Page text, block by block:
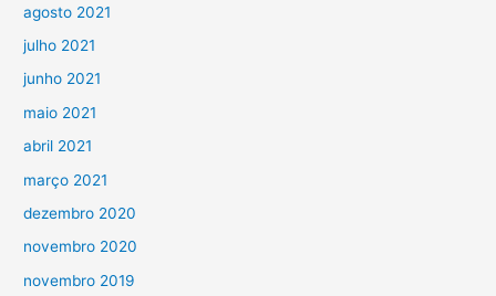
agosto 2021
julho 2021
junho 2021
maio 2021
abril 2021
março 2021
dezembro 2020
novembro 2020
novembro 2019